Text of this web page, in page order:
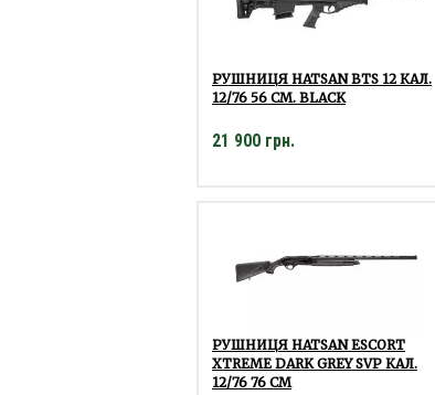
РУШНИЦЯ HATSAN BTS 12 КАЛ.
12/76 56 СМ. BLACK
21 900 грн.
РУШНИЦЯ HATSAN ESCORT
XTREME DARK GREY SVP КАЛ.
12/76 76 СМ